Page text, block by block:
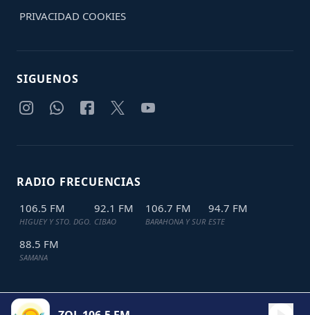
PRIVACIDAD COOKIES
SIGUENOS
RADIO FRECUENCIAS
106.5 FM
HIGUEY Y STO. DGO.
92.1 FM
CIBAO
106.7 FM
BARAHONA Y SUR
94.7 FM
ESTE
88.5 FM
SAMANA